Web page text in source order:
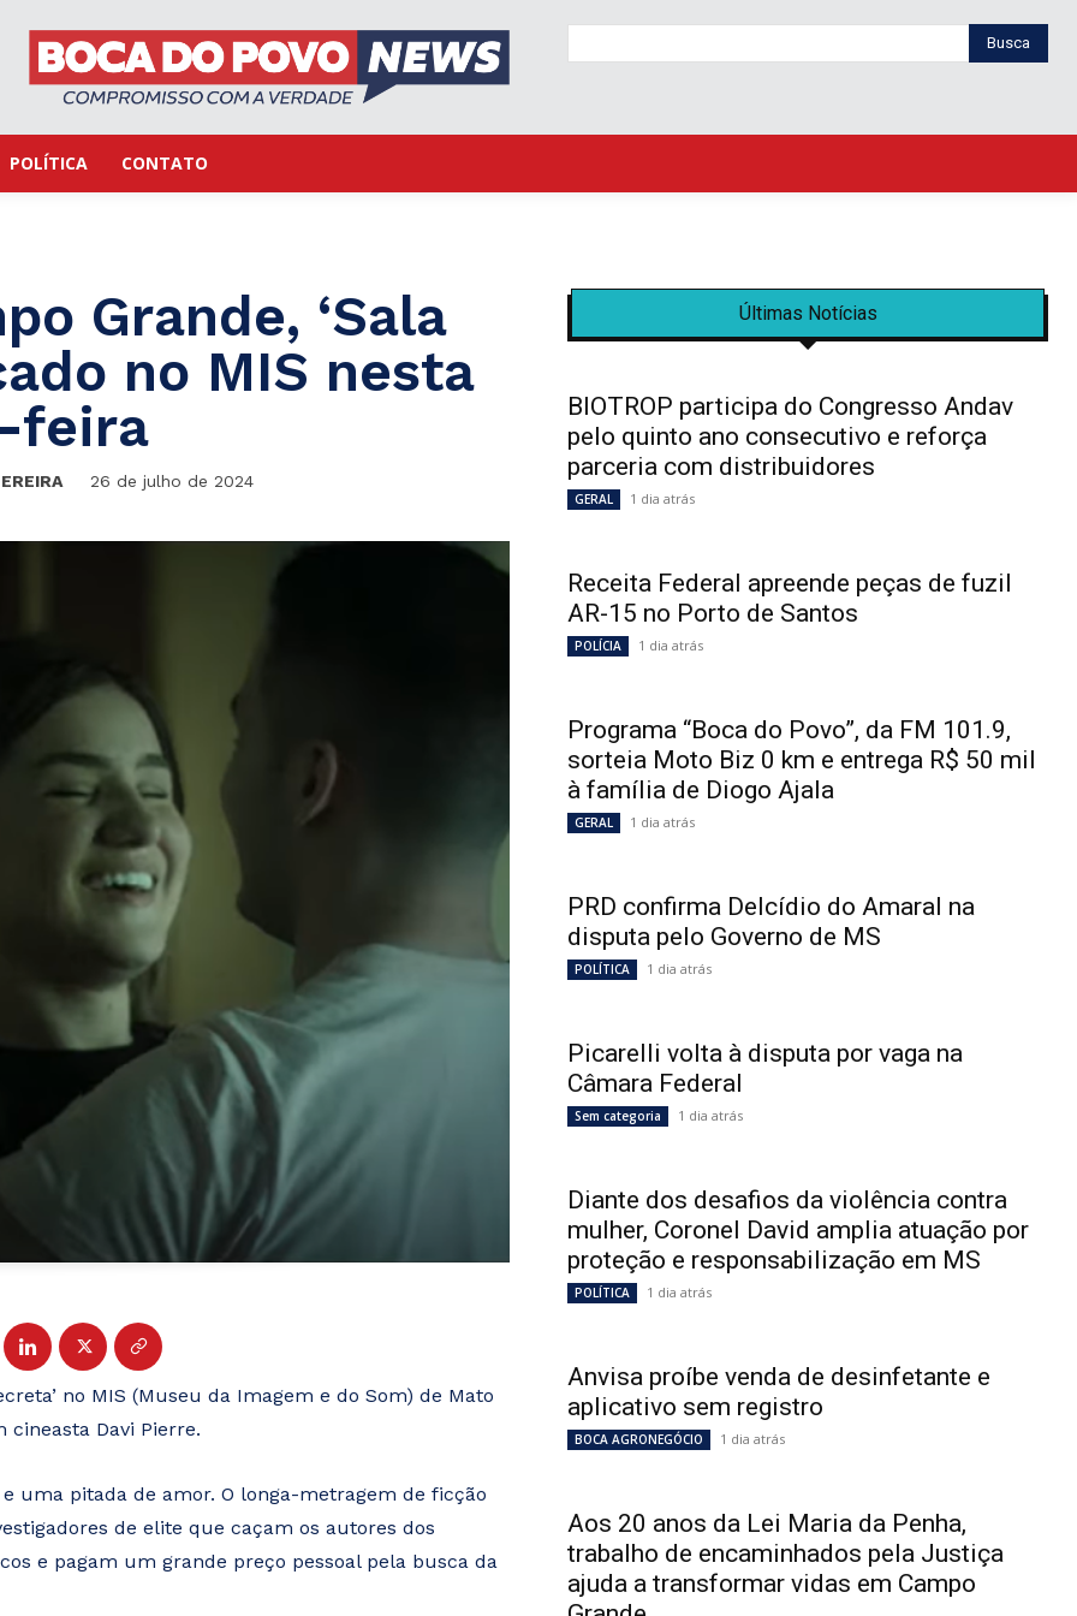
Busca
POLÍTICA CONTATO
Grande, ‘Sala
no MIS nesta
feira
26 de julho de 2024
no MIS (Museu da Imagem e do Som) de Mato
cineasta Davi Pierre.
uma pitada de amor. O longa-metragem de ficção
de elite que caçam os autores dos
e pagam um grande preço pessoal pela busca da
Últimas Notícias
BIOTROP participa do Congresso Andav
pelo quinto ano consecutivo e reforça
parceria com distribuidores
GERAL 1 dia atrás
Receita Federal apreende peças de fuzil
AR-15 no Porto de Santos
POLÍCIA 1 dia atrás
Programa “Boca do Povo”, da FM 101.9,
sorteia Moto Biz 0 km e entrega R$ 50 mil
à família de Diogo Ajala
GERAL 1 dia atrás
PRD confirma Delcídio do Amaral na
disputa pelo Governo de MS
POLÍTICA 1 dia atrás
Picarelli volta à disputa por vaga na
Câmara Federal
Sem categoria 1 dia atrás
Diante dos desafios da violência contra
mulher, Coronel David amplia atuação por
proteção e responsabilização em MS
POLÍTICA 1 dia atrás
Anvisa proíbe venda de desinfetante e
aplicativo sem registro
BOCA AGRONEGÓCIO 1 dia atrás
Aos 20 anos da Lei Maria da Penha,
trabalho de encaminhados pela Justiça
ajuda a transformar vidas em Campo